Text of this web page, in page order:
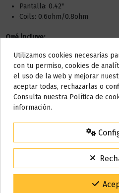
Pantalla: 0.42"
Coils: 0.6ohm/0.8ohm
Qué incluye:
1x Dispositivo Oxva Xlim
1x pod 0.6ohm (pre-instalada)
1x pod 0.8ohm (repuesto
1x cable tipo-C
1x manual de usuario
Detalles del producto
Reseñas (0)
AVISO
Nos
Todos los pedidos realizados desde
15% de
Para agradecerte la
Código:
Gracias por tu paciencia y por
Utilizamos cookies necesarias
con tu permiso, cookies de
el uso de la web y mejorar
aceptar todas, rechazarlas o
Consulta nuestra Política de
información.